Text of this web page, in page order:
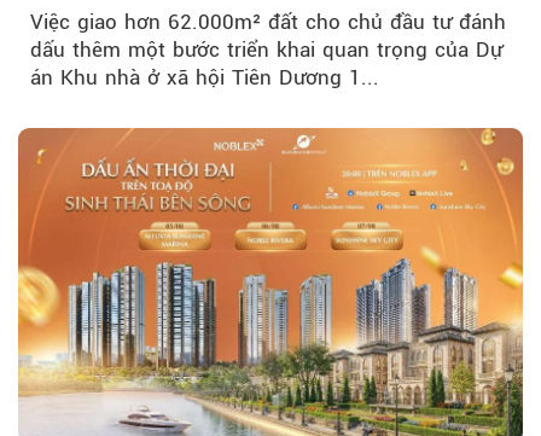
Việc giao hơn 62.000m² đất cho chủ đầu tư đánh
dấu thêm một bước triển khai quan trọng của Dự
án Khu nhà ở xã hội Tiên Dương 1...